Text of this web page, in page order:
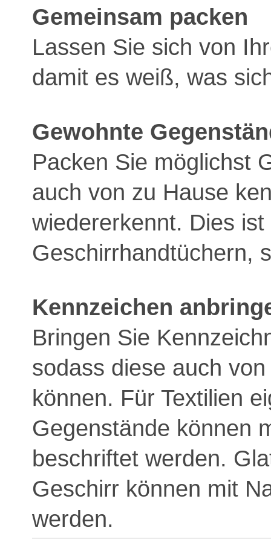
Gemeinsam packen
Lassen Sie sich von
damit es weiß, was
Gewohnte
Packen Sie möglichst
auch von zu Hause
wiedererkennt. Dies
Geschirrhandtüchern,
Kennzeichen
Bringen Sie
sodass diese auch
können. Für Textilien
Gegenstände können
beschriftet werden.
Geschirr können mit
werden.